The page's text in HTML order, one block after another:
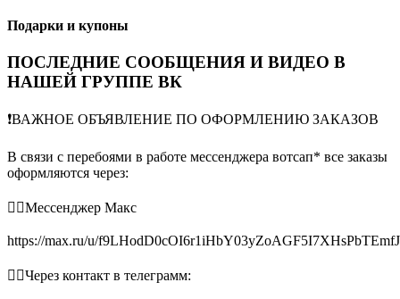
Подарки и купоны
ПОСЛЕДНИЕ СООБЩЕНИЯ И ВИДЕО В
НАШЕЙ ГРУППЕ ВК
❗️ВАЖНОЕ ОБЪЯВЛЕНИЕ ПО ОФОРМЛЕНИЮ ЗАКАЗОВ
В связи с перебоями в работе мессенджера вотсап* все заказы
оформляются через:
👉🏻Мессенджер Макс
https://max.ru/u/
👉🏻Через контакт в телеграмм: